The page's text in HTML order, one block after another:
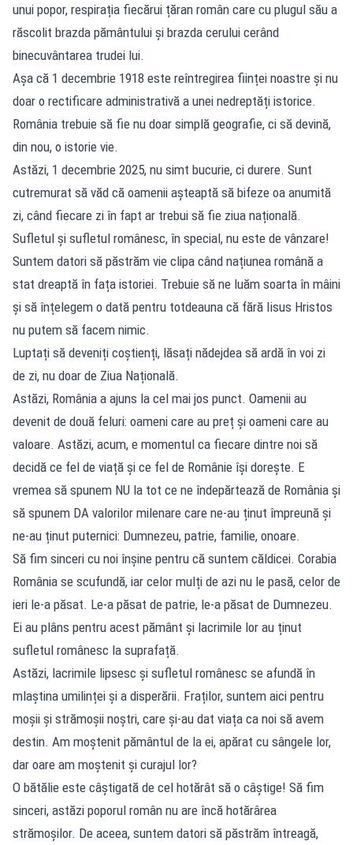
unui popor, respirația fiecărui țăran român care cu plugul său a
răscolit brazda pământului și brazda cerului cerând
binecuvântarea trudei lui.
Așa că 1 decembrie 1918 este reîntregirea ființei noastre și nu
doar o rectificare administrativă a unei nedreptăți istorice.
România trebuie să fie nu doar simplă geografie, ci să devină,
din nou, o istorie vie.
Astăzi, 1 decembrie 2025, nu simt bucurie, ci durere. Sunt
cutremurat să văd că oamenii așteaptă să bifeze oa anumită
zi, când fiecare zi în fapt ar trebui să fie ziua națională.
Sufletul și sufletul românesc, în special, nu este de vânzare!
Suntem datori să păstrăm vie clipa când națiunea română a
stat dreaptă în fața istoriei. Trebuie să ne luăm soarta în mâini
și să înțelegem o dată pentru totdeauna că fără Iisus Hristos
nu putem să facem nimic.
Luptați să deveniți coștienți, lăsați nădejdea să ardă în voi zi
de zi, nu doar de Ziua Națională.
Astăzi, România a ajuns la cel mai jos punct. Oamenii au
devenit de două feluri: oameni care au preț și oameni care au
valoare. Astăzi, acum, e momentul ca fiecare dintre noi să
decidă ce fel de viață și ce fel de Românie își dorește. E
vremea să spunem NU la tot ce ne îndepărtează de România și
să spunem DA valorilor milenare care ne-au ținut împreună și
ne-au ținut puternici: Dumnezeu, patrie, familie, onoare.
Să fim sinceri cu noi înșine pentru că suntem căldicei. Corabia
România se scufundă, iar celor mulți de azi nu le pasă, celor de
ieri le-a păsat. Le-a păsat de patrie, le-a păsat de Dumnezeu.
Ei au plâns pentru acest pământ și lacrimile lor au ținut
sufletul românesc la suprafață.
Astăzi, lacrimile lipsesc și sufletul românesc se afundă în
mlaștina umilinței și a disperării. Fraților, suntem aici pentru
moșii și strămoșii noștri, care și-au dat viața ca noi să avem
destin. Am moștenit pământul de la ei, apărat cu sângele lor,
dar oare am moștenit și curajul lor?
O bătălie este câștigată de cel hotărât să o câștige! Să fim
sinceri, astăzi poporul român nu are încă hotărârea
strămoșilor. De aceea, suntem datori să păstrăm întreagă,